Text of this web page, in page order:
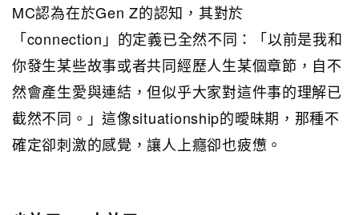
MC認為在於Gen Z的認知，其對於
「connection」的定義已全然不同：「以前是我和
你發生某些故事或者共同經歷人生某個章節，自不
然會產生愛與連結，但似乎大家對這件事的理解已
截然不同。」這像situationship的曖昧期，那種不
確定卻刺激的感覺，讓人上癮卻也疲憊。